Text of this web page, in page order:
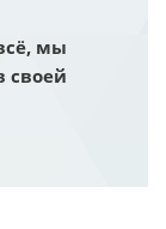
мы
своей